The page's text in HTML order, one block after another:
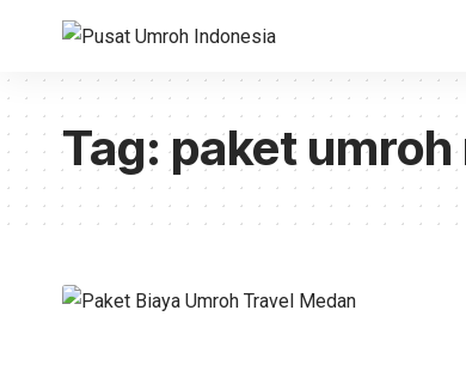
Tag:paket umroh